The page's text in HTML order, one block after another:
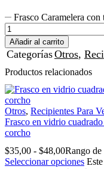
Frasco Caramelera
Añadir al carrito
CategoríasOtros,
Productos relacionados
Otros, Recipientes Para
Frasco en vidrio
corcho
$35,00 - $48,00Rango de
Seleccionar opciones